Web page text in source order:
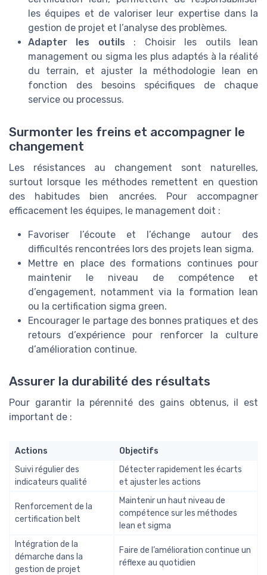
les équipes et de valoriser leur expertise dans la
gestion de projet et l’analyse des problèmes.
Adapter les outils : Choisir les outils lean
management ou sigma les plus adaptés à la réalité
du terrain, et ajuster la méthodologie lean en
fonction des besoins spécifiques de chaque
service ou processus.
Surmonter les freins et accompagner le
changement
Les résistances au changement sont naturelles,
surtout lorsque les méthodes remettent en question
des habitudes bien ancrées. Pour accompagner
efficacement les équipes, le management doit :
Favoriser l’écoute et l’échange autour des
difficultés rencontrées lors des projets lean sigma.
Mettre en place des formations continues pour
maintenir le niveau de compétence et
d’engagement, notamment via la formation lean
ou la certification sigma green.
Encourager le partage des bonnes pratiques et des
retours d’expérience pour renforcer la culture
d’amélioration continue.
Assurer la durabilité des résultats
Pour garantir la pérennité des gains obtenus, il est
important de :
Actions
Objectifs
Suivi régulier des
indicateurs qualité
Détecter rapidement les écarts
et ajuster les actions
Renforcement de la
certification belt
Maintenir un haut niveau de
compétence sur les méthodes
lean et sigma
Intégration de la
démarche dans la
gestion de projet
Faire de l’amélioration continue un
réflexe au quotidien